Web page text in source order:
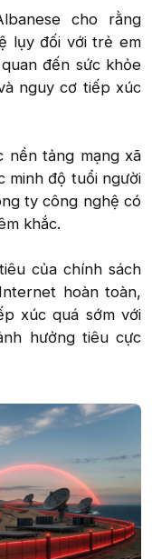
cho rằng
lụy đối với trẻ em
đến sức khỏe
nguy cơ tiếp xúc
nền tảng mạng xã
minh độ tuổi người
ty công nghệ có
khắc.
của chính sách
hoàn toàn,
xúc quá sớm với
hưởng tiêu cực